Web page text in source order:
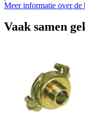
Meer informatie over de
Vaak samen